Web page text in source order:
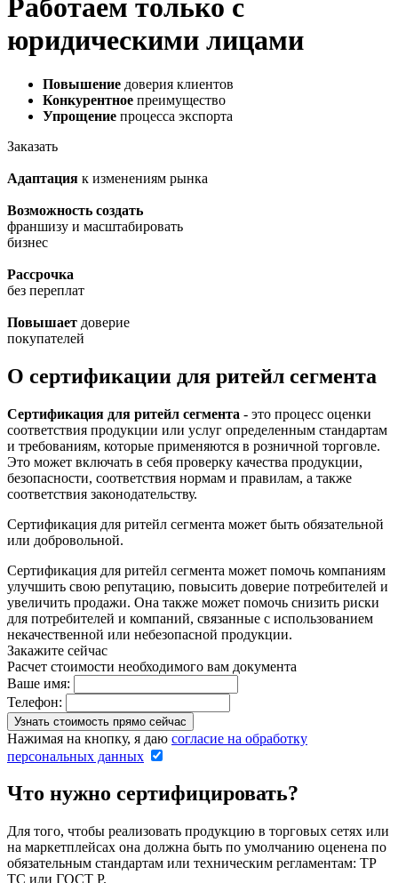
Работаем только с
юридическими лицами
Повышение доверия клиентов
Конкурентное преимущество
Упрощение процесса экспорта
Заказать
Адаптация к изменениям рынка
Возможность создать
франшизу и масштабировать
бизнес
Рассрочка
без переплат
Повышает доверие
покупателей
О сертификации для ритейл сегмента
Сертификация для ритейл сегмента - это процесс оценки
соответствия продукции или услуг определенным стандартам
и требованиям, которые применяются в розничной торговле.
Это может включать в себя проверку качества продукции,
безопасности, соответствия нормам и правилам, а также
соответствия законодательству.
Сертификация для ритейл сегмента может быть обязательной
или добровольной.
Сертификация для ритейл сегмента может помочь компаниям
улучшить свою репутацию, повысить доверие потребителей и
увеличить продажи. Она также может помочь снизить риски
для потребителей и компаний, связанные с использованием
некачественной или небезопасной продукции.
Закажите сейчас
Расчет стоимости необходимого вам документа
Ваше имя:
Телефон:
Нажимая на кнопку, я даю согласие на обработку
персональных данных
Что нужно сертифицировать?
Для того, чтобы реализовать продукцию в торговых сетях или
на маркетплейсах она должна быть по умолчанию оценена по
обязательным стандартам или техническим регламентам: ТР
ТС или ГОСТ Р.